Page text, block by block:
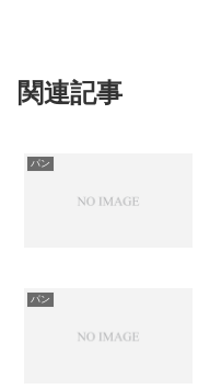
関連記事
パン
パン